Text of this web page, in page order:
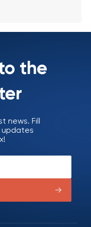
the
Fill
updates